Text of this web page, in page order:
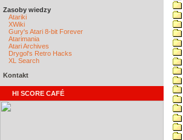
Zasoby wiedzy
Atariki
XWiki
Gury's Atari 8-bit Forever
Atarimania
Atari Archives
Drygol's Retro Hacks
XL Search
Kontakt
HI SCORE CAFÉ